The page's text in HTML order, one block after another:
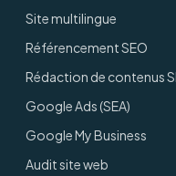
Site multilingue
Référencement SEO
Rédaction de contenus
Google Ads (SEA)
Google My Business
Audit site web